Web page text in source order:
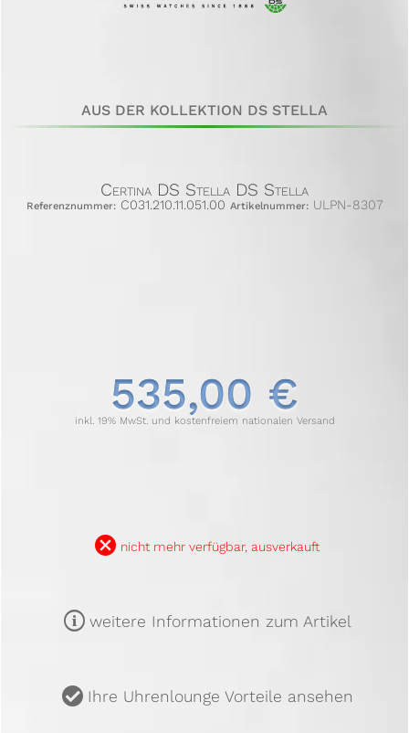
AUS DER KOLLEKTION DS STELLA
Certina DS Stella DS Stella
Referenznummer: C031.210.11.051.00 Artikelnummer:ULPN-8307
535,00 €
inkl. 19% MwSt. und kostenfreiem nationalen Versand
B nicht mehr verfügbar, ausverkauft
m weitere Informationen zum Artikel
u Ihre Uhrenlounge Vorteile ansehen